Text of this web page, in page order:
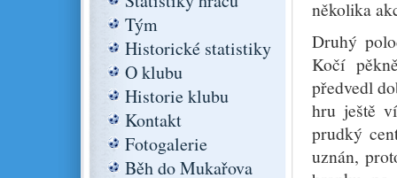
Tým
Historické statistiky
O klubu
Historie klubu
Kontakt
Fotogalerie
Běh do Mukařova
několika
Druhý
Kočí
předvedl
hru ještě
prudký
uznán,